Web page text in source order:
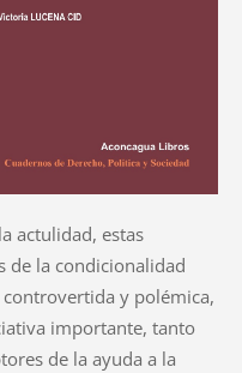
actulidad, estas
de la condicionalidad
y polémica,
importante, tanto
de la ayuda a la